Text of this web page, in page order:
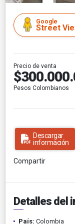
Google
Street
Precio de venta
Pesos Colombianos
Descargar
información
Compartir
Detalles del
País: Colombia